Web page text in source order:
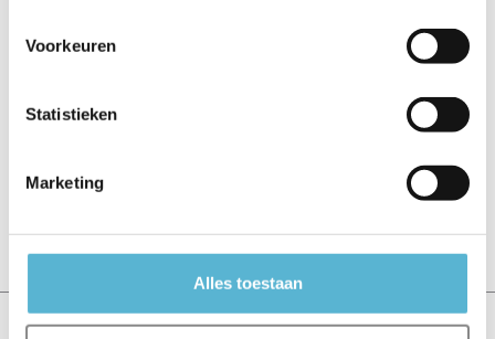
Voorkeuren
Statistieken
Marketing
Alles toestaan
Er zijn nog geen reviews geschreven over dit product..
Schrijf je eigen review